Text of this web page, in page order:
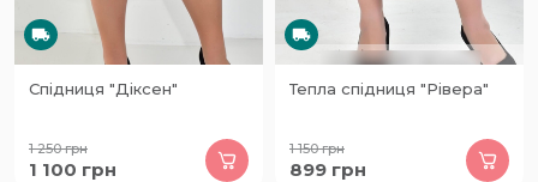
Спідниця "Діксен"
1 250грн
1 100 грн
Тепла спідниця "Рівера"
1 150грн
899 грн